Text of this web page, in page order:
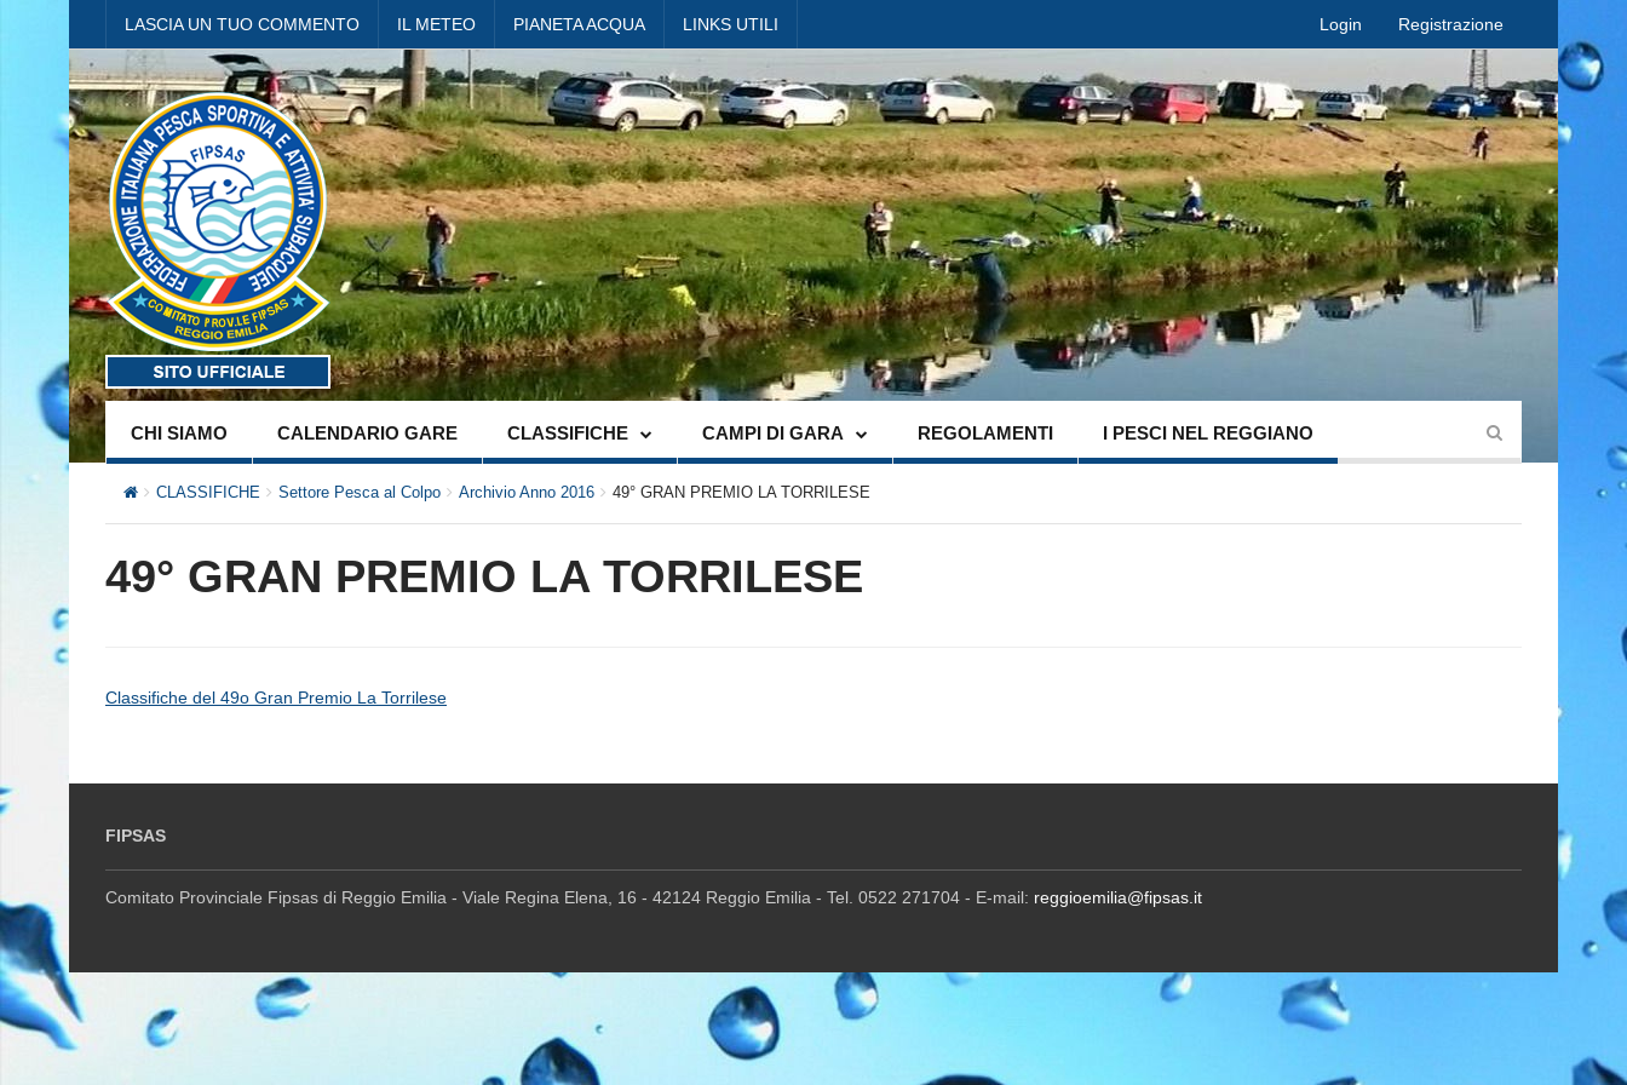
LASCIA UN TUO COMMENTO IL METEO PIANETA ACQUA LINKS UTILI Login Registrazione
CHI SIAMO CALENDARIO GARE CLASSIFICHE CAMPI DI GARA REGOLAMENTI I PESCI NEL REGGIANO
CLASSIFICHE Settore Pesca al Colpo Archivio Anno 2016 49° GRAN PREMIO LA TORRILESE
49° GRAN PREMIO LA TORRILESE
Classifiche del 49o Gran Premio La Torrilese
FIPSAS
Comitato Provinciale Fipsas di Reggio Emilia - Viale Regina Elena, 16 - 42124 Reggio Emilia - Tel. 0522 271704 - E-mail: reggioemilia@fipsas.it